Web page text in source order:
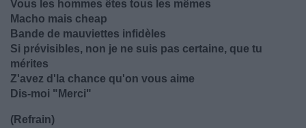
Vous les hommes êtes tous les mêmes
Macho mais cheap
Bande de mauviettes infidèles
Si prévisibles, non je ne suis pas certaine, que tu
mérites
Z'avez d'la chance qu'on vous aime
Dis-moi "Merci"
(Refrain)